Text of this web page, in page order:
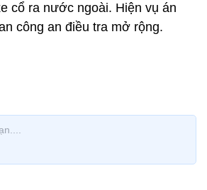
cổ ra nước ngoài. Hiện vụ án
công an điều tra mở rộng.